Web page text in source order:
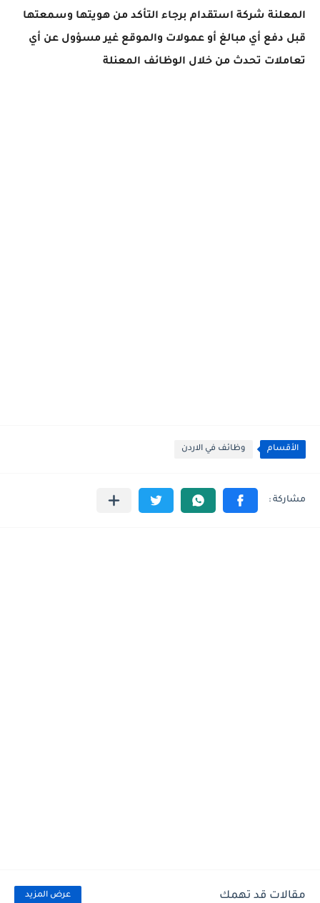
المعلنة شركة استقدام برجاء التأكد من هويتها وسمعتها
قبل دفع أي مبالغ أو عمولات والموقع غير مسؤول عن أي
تعاملات تحدث من خلال الوظائف المعنلة
الأقسام وظائف في الاردن
مقالات قد تهمك عرض المزيد